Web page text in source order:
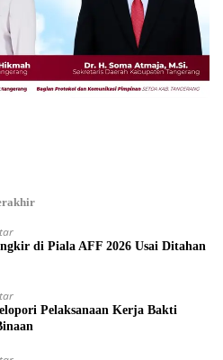
di Piala AFF 2026 Usai Ditahan
Pelaksanaan Kerja Bakti